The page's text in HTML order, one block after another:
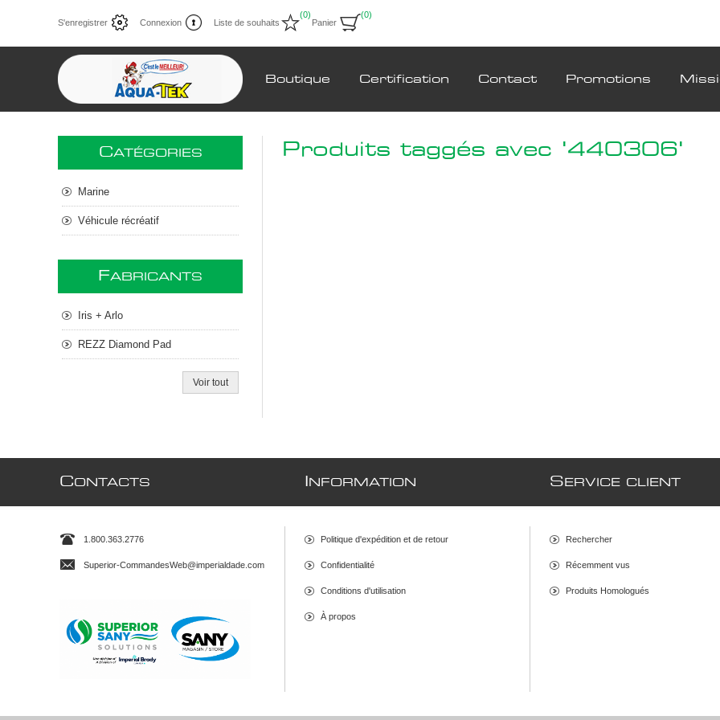
S'enregistrer Connexion Liste de souhaits
(0)
Panier
(0)
Boutique Certification Contact Promotions
Produits taggés avec '440306'
CATÉGORIES
Marine
Véhicule récréatif
FABRICANTS
Iris + Arlo
REZZ Diamond Pad
Voir tout
CONTACTS
1.800.363.2776
Superior-CommandesWeb@imperialdade.com
NFORMATION
Politique d'expédition et de retour
Confidentialité
Conditions d'utilisation
À propos
S ERVICE CLIENT
Rechercher
Récemment vus
Produits Homologués